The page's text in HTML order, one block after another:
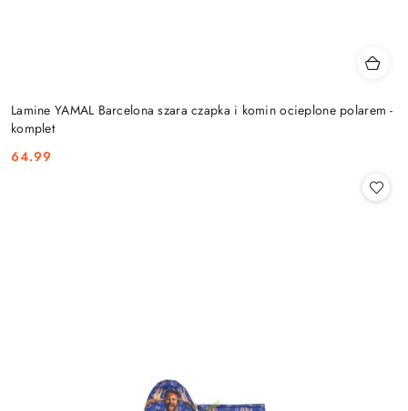
Lamine YAMAL Barcelona szara czapka i komin ocieplone polarem -
komplet
Cena:
64.99